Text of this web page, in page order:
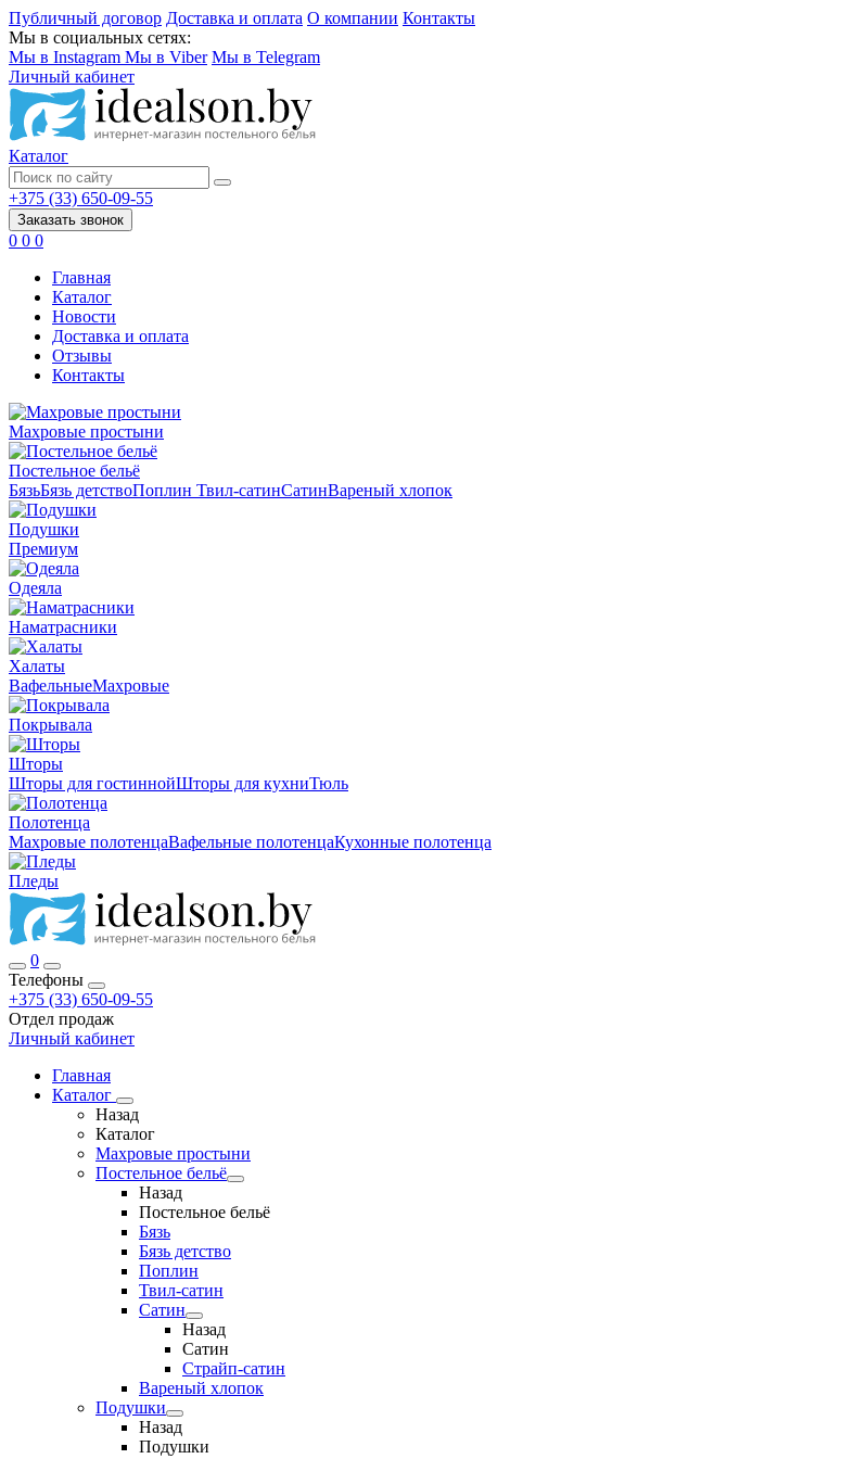
Публичный договор Доставка и оплата О компании Контакты
Мы в социальных сетях:
Мы в Instagram Мы в Viber Мы в Telegram
Личный кабинет
Каталог
+375 (33) 650-09-55
Заказать звонок
0 0 0
Главная
Каталог
Новости
Доставка и оплата
Отзывы
Контакты
Махровые простыни
Постельное бельё
БязьБязь детствоПоплин Твил-сатинСатинВареный хлопок
Подушки
Премиум
Одеяла
Наматрасники
Халаты
ВафельныеМахровые
Покрывала
Шторы
Шторы для гостиннойШторы для кухниТюль
Полотенца
Махровые полотенцаВафельные полотенцаКухонные полотенца
Пледы
0
Телефоны
+375 (33) 650-09-55
Отдел продаж
Личный кабинет
Главная
Каталог
Назад
Каталог
Махровые простыни
Постельное бельё
Назад
Постельное бельё
Бязь
Бязь детство
Поплин
Твил-сатин
Сатин
Назад
Сатин
Страйп-сатин
Вареный хлопок
Подушки
Назад
Подушки